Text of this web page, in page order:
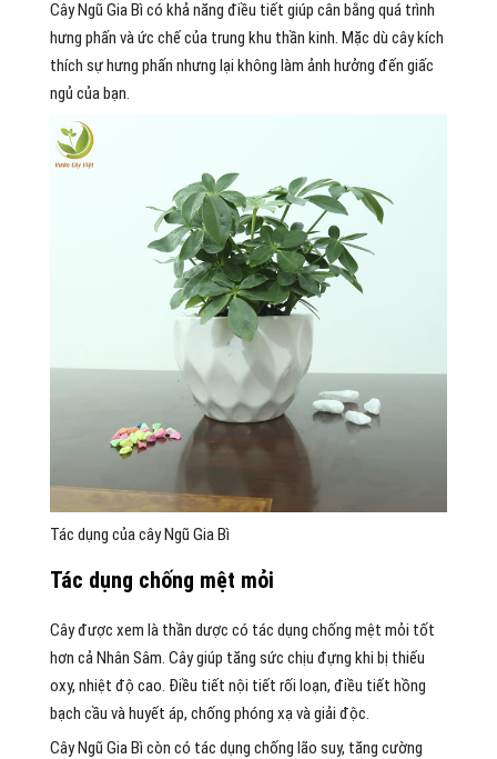
Cây Ngũ Gia Bì có khả năng điều tiết giúp cân bằng quá trình
hưng phấn và ức chế của trung khu thần kinh. Mặc dù cây kích
thích sự hưng phấn nhưng lại không làm ảnh hưởng đến giấc
ngủ của bạn.
Tác dụng của cây Ngũ Gia Bì
Tác dụng chống mệt mỏi
Cây được xem là thần dược có tác dụng chống mệt mỏi tốt
hơn cả Nhân Sâm. Cây giúp tăng sức chịu đựng khi bị thiếu
oxy, nhiệt độ cao. Điều tiết nội tiết rối loạn, điều tiết hồng
bạch cầu và huyết áp, chống phóng xạ và giải độc.
Cây Ngũ Gia Bì còn có tác dụng chống lão suy, tăng cường